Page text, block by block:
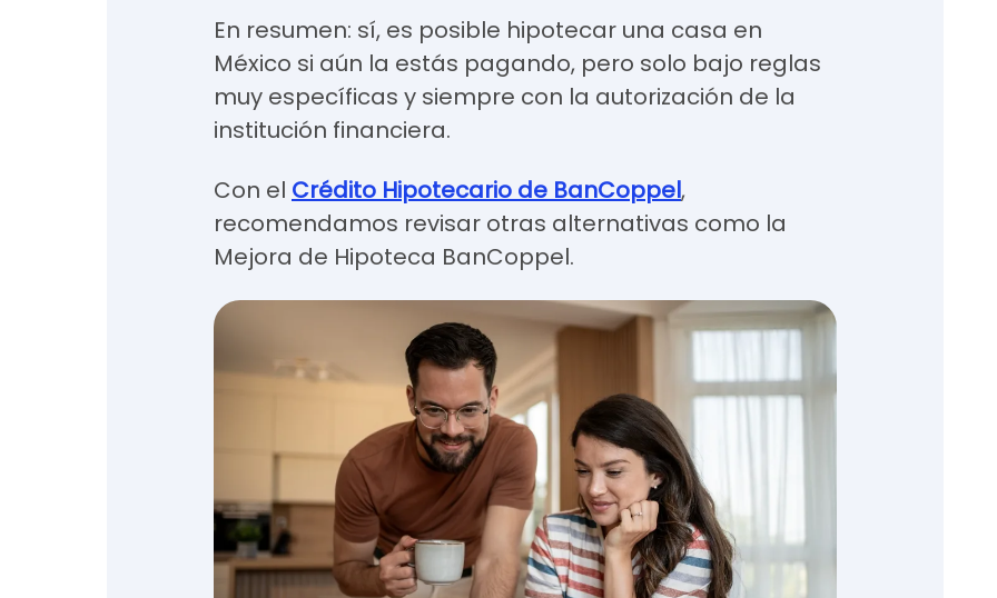
En resumen: sí, es posible hipotecar una casa en
México si aún la estás pagando, pero solo bajo reglas
muy específicas y siempre con la autorización de la
institución financiera.
Con el Crédito Hipotecario de BanCoppel,
recomendamos revisar otras alternativas como la
Mejora de Hipoteca BanCoppel.